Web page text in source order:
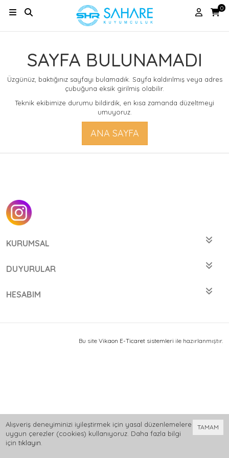
0
SAYFA BULUNAMADI
Üzgünüz, baktığınız sayfayı bulamadık. Sayfa kaldırılmış veya adres
çubuğuna eksik girilmiş olabilir.
Teknik ekibimize durumu bildirdik, en kısa zamanda düzeltmeyi
umuyoruz.
ANA SAYFA
KURUMSAL
DUYURULAR
HESABIM
Bu site Vikaon E-Ticaret sistemleri ile hazırlanmıştır.
TAMAM
Alışveriş deneyiminizi iyileştirmek için yasal düzenlemelere
uygun çerezler (cookies) kullanıyoruz. Daha fazla bilgi
için tıklayın